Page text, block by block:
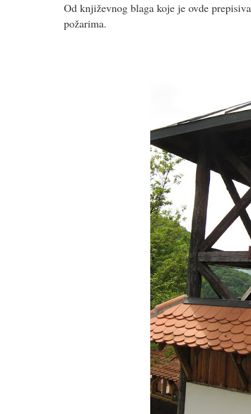
Od književnog blaga koje je ovde
požarima.